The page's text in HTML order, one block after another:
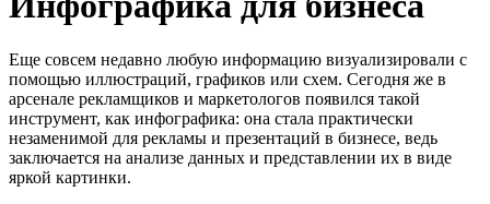
Еще совсем недавно любую информацию визуализировали с
помощью иллюстраций, графиков или схем. Сегодня же в
арсенале рекламщиков и маркетологов появился такой
инструмент, как инфографика: она стала практически
незаменимой для рекламы и презентаций в бизнесе, ведь
заключается на анализе данных и представлении их в виде
яркой картинки.